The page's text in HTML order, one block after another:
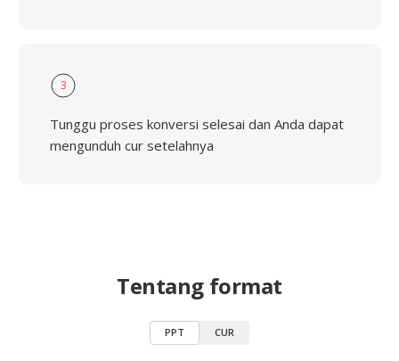
3
Tunggu proses konversi selesai dan Anda dapat
mengunduh cur setelahnya
Tentang format
PPT CUR